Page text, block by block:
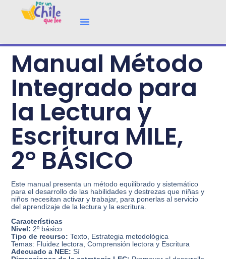
Manual Método
Integrado para
la Lectura y
Escritura MILE,
2° BÁSICO
Este manual presenta un método equilibrado y sistemático
para el desarrollo de las habilidades y destrezas que niñas y
niños necesitan activar y trabajar, para ponerlas al servicio
del aprendizaje de la lectura y la escritura.
Características
Nivel: 2º básico
Tipo de recurso: Texto, Estrategia metodológica
Temas: Fluidez lectora, Comprensión lectora y Escritura
Adecuado a NEE: Sí